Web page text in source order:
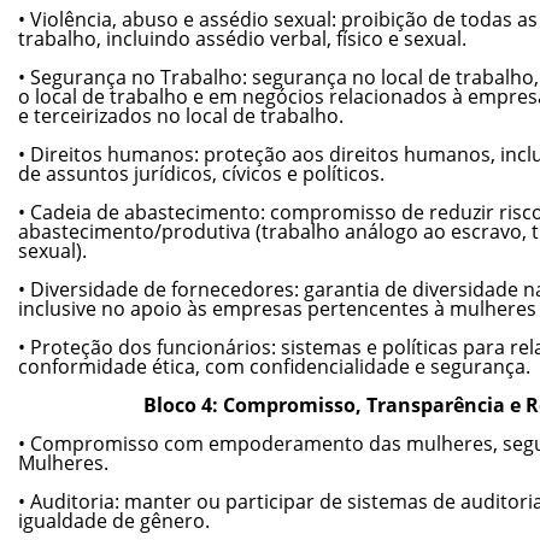
• Violência, abuso e assédio sexual: proibição de todas
trabalho, incluindo assédio verbal, físico e sexual.
• Segurança no Trabalho: segurança no local de
o local de trabalho e em negócios relacionados à
e terceirizados no local de trabalho.
• Direitos humanos: proteção aos direitos humanos,
de assuntos jurídicos, cívicos e políticos.
• Cadeia de abastecimento: compromisso de reduzir
abastecimento/produtiva (trabalho análogo ao escravo,
sexual).
• Diversidade de fornecedores: garantia de diversidade
inclusive no apoio às empresas pertencentes à
• Proteção dos funcionários: sistemas e políticas para
conformidade ética, com confidencialidade e segurança.
Bloco 4: Compromisso, Transparência e
• Compromisso com empoderamento das mulheres,
Mulheres.
• Auditoria: manter ou participar de sistemas de
igualdade de gênero.